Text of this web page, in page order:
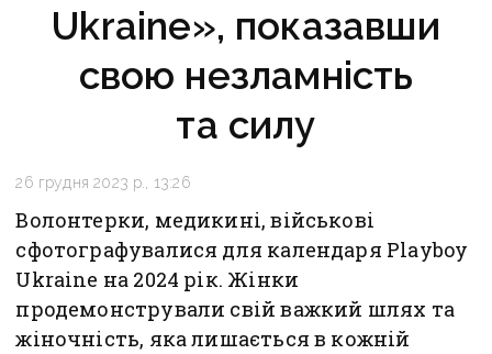
Ukraine», показавши
свою незламність
та силу
26 грудня 2023 р., 13:26
Волонтерки, медикині, військові
сфотографувалися для календаря Playboy
Ukraine на 2024 рік. Жінки
продемонстрували свій важкий шлях та
жіночність, яка лишається в кожній